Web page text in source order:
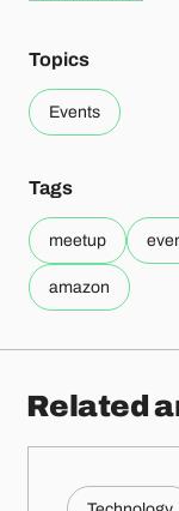
Topics
Events
Tags
meetup
amazon
Related